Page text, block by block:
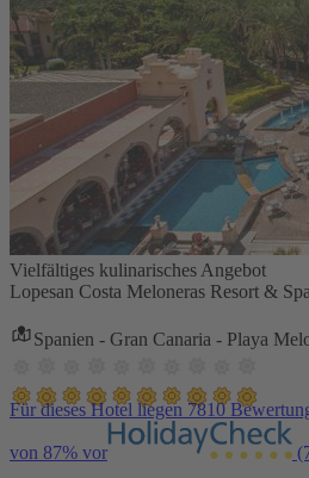
Vielfältiges kulinarisches Angebot
Lopesan Costa Meloneras Resort & Spa
Spanien - Gran Canaria - Playa
Für dieses Hotel liegen 7810
von 87% vor